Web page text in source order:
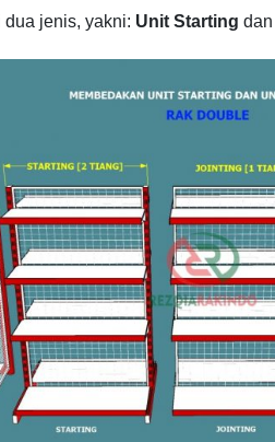
dua jenis, yakni: Unit Starting dan